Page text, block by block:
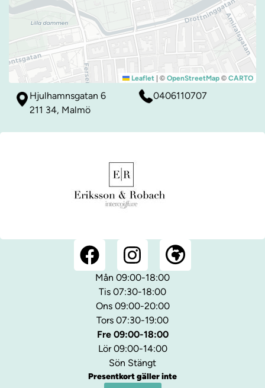
Leaflet | © OpenStreetMap © CARTO
Hjulhamnsgatan 6
211 34, Malmö
0406110707
Mån 09:00-18:00
Tis 07:30-18:00
Ons 09:00-20:00
Tors 07:30-19:00
Fre 09:00-18:00
Lör 09:00-14:00
Sön Stängt
Presentkort gäller inte